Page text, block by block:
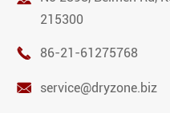
215300
 86-21-61275768
 service@dryzone.biz